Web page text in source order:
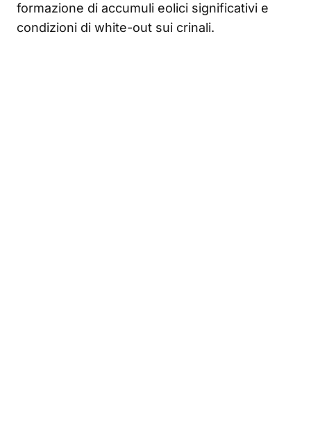
formazione di accumuli eolici significativi e
condizioni di white-out sui crinali.